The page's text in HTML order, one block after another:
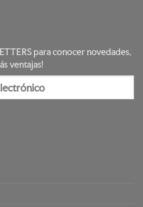
para conocer novedades,
ventajas!